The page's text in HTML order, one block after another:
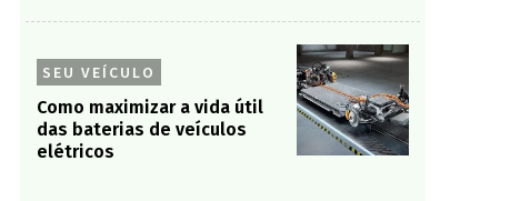
SEU VEÍCULO
Como maximizar a vida útil
das baterias de veículos
elétricos